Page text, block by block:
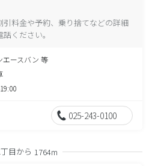
料金や予約、乗り捨てなどの詳細
ください。
エースバン 等
025-243-0100
目から 1764m